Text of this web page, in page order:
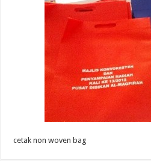
cetak non woven bag